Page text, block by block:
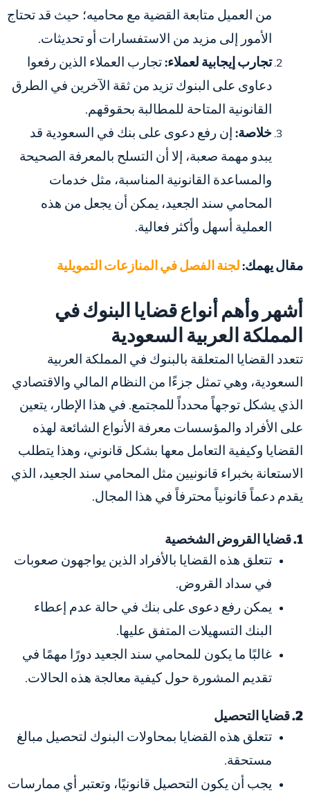
من العميل متابعة القضية مع محاميه؛ حيث قد تحتاج
الأمور إلى مزيد من الاستفسارات أو تحديثات.
تجارب إيجابية لعملاء:تجارب العملاء الذين رفعوا
دعاوى على البنوك تزيد من ثقة الآخرين في الطرق
القانونية المتاحة للمطالبة بحقوقهم.
خلاصة: إن رفع دعوى على بنك في السعودية قد
يبدو مهمة صعبة، إلا أن التسلح بالمعرفة الصحيحة
والمساعدة القانونية المناسبة، مثل خدمات
المحامي سند الجعيد، يمكن أن يجعل من هذه
العملية أسهل وأكثر فعالية.
مقال يهمك:لجنة الفصل في المنازعات التمويلية
أشهر وأهم أنواع قضايا البنوك في
المملكة العربية السعودية
تتعدد القضايا المتعلقة بالبنوك في المملكة العربية
السعودية، وهي تمثل جزءًا من النظام المالي والاقتصادي
الذي يشكل توجهاً محدداً للمجتمع. في هذا الإطار، يتعين
على الأفراد والمؤسسات معرفة الأنواع الشائعة لهذه
القضايا وكيفية التعامل معها بشكل قانوني، وهذا يتطلب
الاستعانة بخبراء قانونيين مثل المحامي سند الجعيد، الذي
يقدم دعماً قانونياً محترفاً في هذا المجال.
1. قضايا القروض الشخصية
تتعلق هذه القضايا بالأفراد الذين يواجهون صعوبات
في سداد القروض.
يمكن رفع دعوى على بنك في حالة عدم إعطاء
البنك التسهيلات المتفق عليها.
غالبًا ما يكون للمحامي سند الجعيد دورًا مهمًا في
تقديم المشورة حول كيفية معالجة هذه الحالات.
2. قضايا التحصيل
تتعلق هذه القضايا بمحاولات البنوك لتحصيل مبالغ
مستحقة.
يجب أن يكون التحصيل قانونيًا، وتعتبر أي ممارسات